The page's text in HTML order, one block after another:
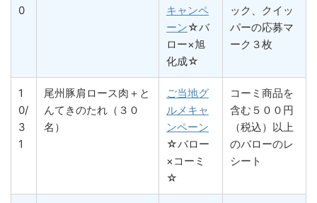
0
キャンペ
ーン☆バ
ロー×旭
化成☆
ック、クイッ
パーの応募マ
ーク３枚
1
0/
3
1
尾州豚肩ロース肉＋と
んてきのたれ（３０
名）
ご当地グ
ルメキャ
ンペーン
☆バロー
×コーミ
☆
コーミ商品を
含む５００円
（税込）以上
のバローのレ
シート